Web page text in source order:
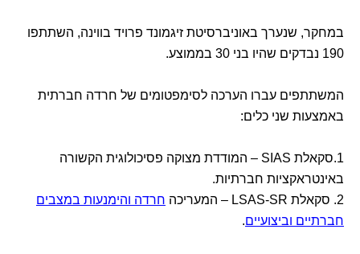
במחקר, שנערך באוניברסיטת זיגמונד פרויד בווינה, השתתפו
190 נבדקים שהיו בני 30 בממוצע.
המשתתפים עברו הערכה לסימפטומים של חרדה חברתית
באמצעות שני כלים:
1.סקאלת SIAS – המודדת מצוקה פסיכולוגית הקשורה
באינטראקציות חברתיות.
2. סקאלת LSAS-SR – המעריכה
חרדה והימנעות במצבים
חברתיים וביצועיים.